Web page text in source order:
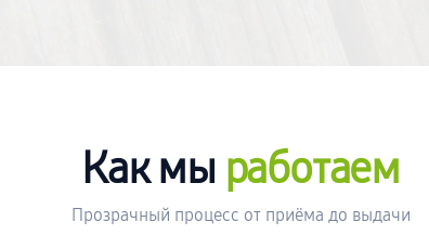
Как мы работаем
Прозрачный процесс от приёма до выдачи